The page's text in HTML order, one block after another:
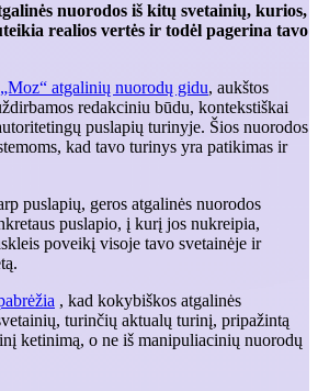
nuorodos iš kitų svetainių, kurios,
realios vertės ir todėl pagerina tavo
atgalinių nuorodų gidu, aukštos
redakciniu būdu, kontekstiškai
puslapių turinyje. Šios nuorodos
kad tavo turinys yra patikimas ir
puslapių, geros atgalinės nuorodos
puslapio, į kurį jos nukreipia,
poveikį visoje tavo svetainėje ir
, kad kokybiškos atgalinės
turinčių aktualų turinį, pripažintą
ketinimą, o ne iš manipuliacinių nuorodų